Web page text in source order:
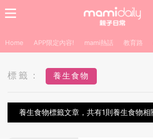
Home APP限定內容! mami熱話 教育路
標籤： 養生食物
養生食物標籤文章，共有1則養生食物相